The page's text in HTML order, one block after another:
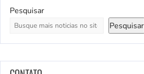
Pesquisar
Pesquisar